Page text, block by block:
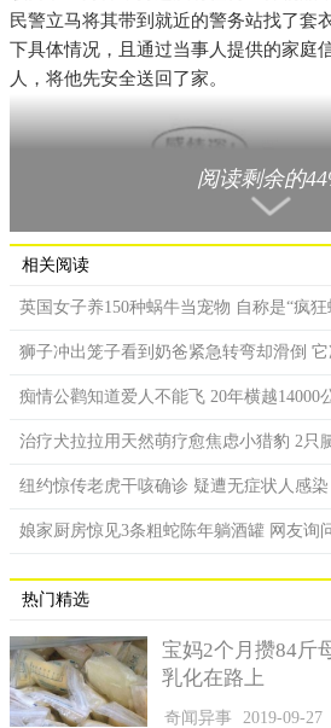
民警立马将其带到就近的警务站找了套
下具体情况，且通过当事人提供的家庭
人，将他先安全送回了家。
据当事人所述，那晚八点左右自己
自己的同乡好友聚餐，并在餐桌上喝了
的在洪湖公园的草地上躺着，身上所有
报警。
事后，公安民警根据当事人所述来
并到公园管理处调取了附近当时的监控
阅读剩余的
相关阅读
英国女子养150种蜗牛当宠物 自称是“疯狂
狮子冲出笼子看到奶爸紧急转弯却滑倒
痴情公鹳知道爱人不能飞 20年横越14000
治疗犬拉拉用天然萌疗愈焦虑小猎豹 2只
纽约惊传老虎干咳确诊 疑遭无症状人感染
娘家厨房惊见3条粗蛇陈年躺酒罐 网友询
热门精选
宝妈2个月攒84斤
乳化在路上
奇闻异事 2019-09-27